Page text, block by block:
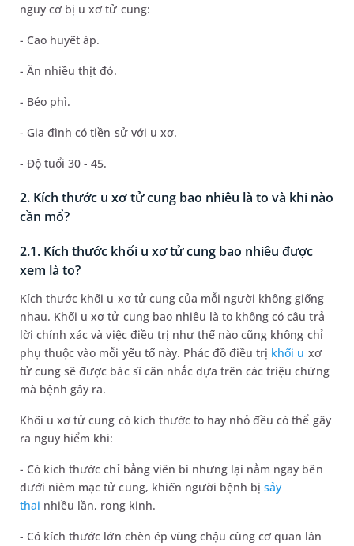
nguy cơ bị u xơ tử cung:
- Cao huyết áp.
- Ăn nhiều thịt đỏ.
- Béo phì.
- Gia đình có tiền sử với u xơ.
- Độ tuổi 30 - 45.
2. Kích thước u xơ tử cung bao nhiêu là to và khi nào
cần mổ?
2.1. Kích thước khối u xơ tử cung bao nhiêu được
xem là to?
Kích thước khối u xơ tử cung của mỗi người không giống
nhau. Khối u xơ tử cung bao nhiêu là to không có câu trả
lời chính xác và việc điều trị như thế nào cũng không chỉ
phụ thuộc vào mỗi yếu tố này. Phác đồ điều trị khối u xơ
tử cung sẽ được bác sĩ cân nhắc dựa trên các triệu chứng
mà bệnh gây ra.
Khối u xơ tử cung có kích thước to hay nhỏ đều có thể gây
ra nguy hiểm khi:
- Có kích thước chỉ bằng viên bi nhưng lại nằm ngay bên
dưới niêm mạc tử cung, khiến người bệnh bịsảy
thai nhiều lần, rong kinh.
- Có kích thước lớn chèn ép vùng chậu cùng cơ quan lân